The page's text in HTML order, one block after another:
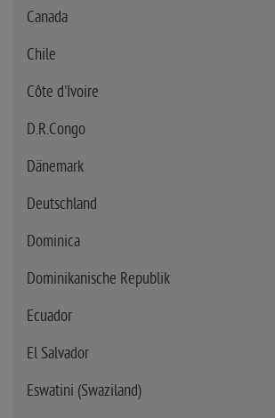
Canada
Chile
Côte d'Ivoire
D.R.Congo
Dänemark
Deutschland
Dominica
Dominikanische Republik
Ecuador
El Salvador
Eswatini (Swaziland)